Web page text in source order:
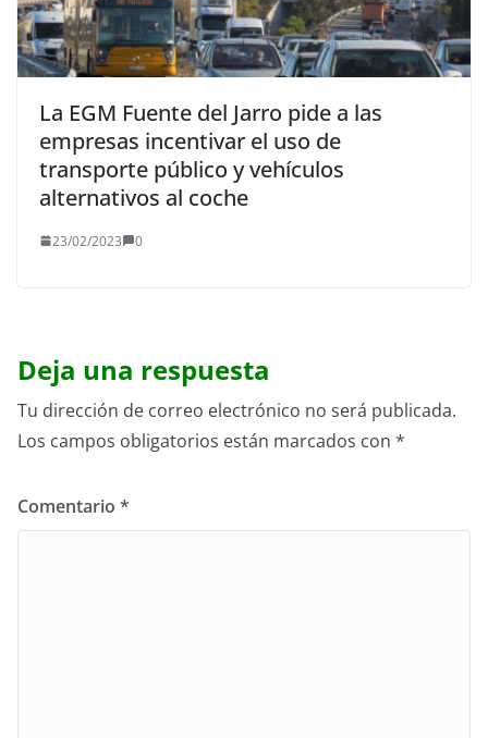
La EGM Fuente del Jarro pide a las
empresas incentivar el uso de
transporte público y vehículos
alternativos al coche
23/02/2023 0
Deja una respuesta
Tu dirección de correo electrónico no será publicada.
Los campos obligatorios están marcados con *
Comentario *